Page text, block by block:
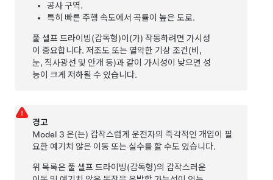
공사 구역.
특히 빠른 주행 속도에서 곡률이 높은 도로.
풀 셀프 드라이빙(감독형)이(가) 작동하려면 가시성
이 중요합니다. 저조도 또는 열악한 기상 조건(비,
눈, 직사광선 및 안개 등)과 같이 가시성이 낮으면 성
능이 크게 저하될 수 있습니다.
경고
Model 3 은(는) 갑작스럽게 운전자의 즉각적인 개입이 필
요한 예기치 않은 이동 또는 실수를 할 수도 있습니다.
위 목록은풀 셀프 드라이빙(감독형)의 갑작스러운